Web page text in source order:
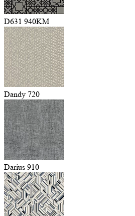
D631 940KM
Dandy 720
Darius 910